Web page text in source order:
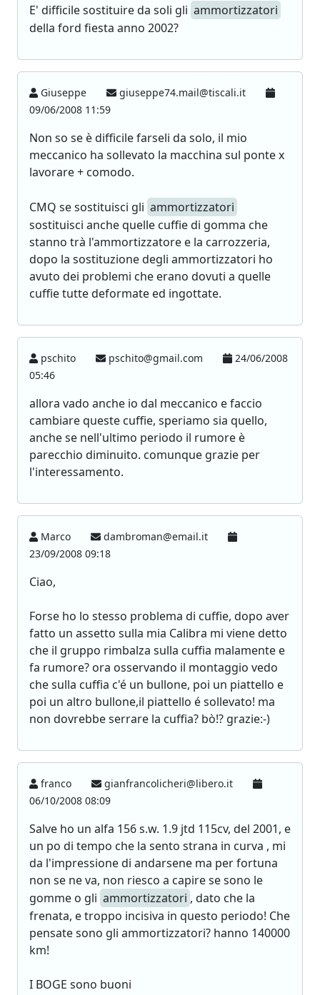
E' difficile sostituire da soli gli ammortizzatori
della ford fiesta anno 2002?
Giuseppe
giuseppe74.mail@tiscali.it
09/06/2008 11:59
Non so se è difficile farseli da solo, il mio
meccanico ha sollevato la macchina sul ponte x
lavorare + comodo.
CMQ se sostituisci gli ammortizzatori
sostituisci anche quelle cuffie di gomma che
stanno trà l'ammortizzatore e la carrozzeria,
dopo la sostituzione degli ammortizzatori ho
avuto dei problemi che erano dovuti a quelle
cuffie tutte deformate ed ingottate.
pschito pschito@gmail.com
24/06/2008
05:46
allora vado anche io dal meccanico e faccio
cambiare queste cuffie, speriamo sia quello,
anche se nell'ultimo periodo il rumore è
parecchio diminuito. comunque grazie per
l'interessamento.
Marco
dambroman@email.it
23/09/2008 09:18
Ciao,
Forse ho lo stesso problema di cuffie, dopo aver
fatto un assetto sulla mia Calibra mi viene detto
che il gruppo rimbalza sulla cuffia malamente e
fa rumore? ora osservando il montaggio vedo
che sulla cuffia c'é un bullone, poi un piattello e
poi un altro bullone,il piattello é sollevato! ma
non dovrebbe serrare la cuffia? bò!? grazie:-)
franco
gianfrancolicheri@libero.it
06/10/2008 08:09
Salve ho un alfa 156 s.w. 1.9 jtd 115cv, del 2001, e
un po di tempo che la sento strana in curva , mi
da l'impressione di andarsene ma per fortuna
non se ne va, non riesco a capire se sono le
gomme o gli ammortizzatori , dato che la
frenata, e troppo incisiva in questo periodo! Che
pensate sono gli ammortizzatori? hanno 140000
km!
I BOGE sono buoni